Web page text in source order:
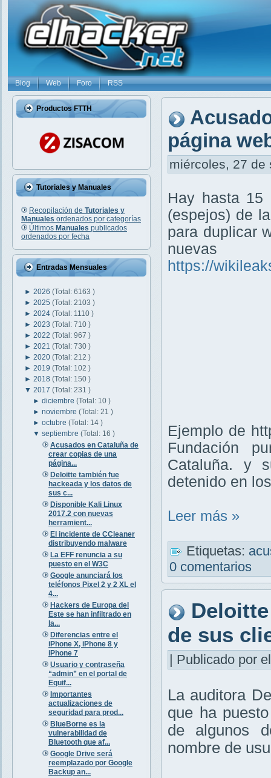
Blog Web Foro RSS
Productos FTTH
Tutoriales y Manuales
Recopilación de Tutoriales y
Manuales ordenados por categorías
Últimos Manuales publicados
ordenados por fecha
Entradas Mensuales
► 2026 (Total: 6163 )
► 2025 (Total: 2103 )
► 2024 (Total: 1110 )
► 2023 (Total: 710 )
► 2022 (Total: 967 )
► 2021 (Total: 730 )
► 2020 (Total: 212 )
► 2019 (Total: 102 )
► 2018 (Total: 150 )
▼ 2017 (Total: 231 )
►diciembre(Total: 10 )
►noviembre(Total: 21 )
►octubre(Total: 14 )
▼septiembre(Total: 16 )
Acusados en Cataluña de
crear copias de una
página...
Deloitte también fue
hackeada y los datos de
sus c...
Disponible Kali Linux
2017.2 con nuevas
herramient...
El incidente de CCleaner
distribuyendo malware
La EFF renuncia a su
puesto en el W3C
Google anunciará los
teléfonos Pixel 2 y 2 XL el
4...
Hackers de Europa del
Este se han infiltrado en
la...
Diferencias entre el
iPhone X, iPhone 8 y
iPhone 7
Usuario y contraseña
“admin” en el portal de
Equif...
Importantes
actualizaciones de
seguridad para prod...
BlueBorne es la
vulnerabilidad de
Bluetooth que af...
Google Drive será
reemplazado por Google
Backup an...
página
miércoles, 27 de
Hay hasta 15
(espejos) de
para duplicar
https://
Ejemplo de
Fundación
Cataluña. y
detenido en
Leer más »
Etiquetas:
0 comentarios
de sus
| Publicado por
La auditora
que ha
de algunos
nombre de